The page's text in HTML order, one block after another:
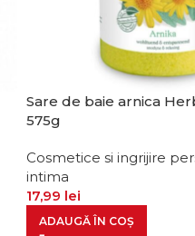
Sare de baie arnica
575g
Cosmetice si ingrijire
intima
17,99 lei
ADAUGĂ ÎN COȘ